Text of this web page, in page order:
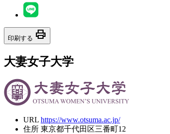
印刷する print
大妻女子大学
URL https://www.otsuma.ac.jp/
住所 東京都千代田区三番町12